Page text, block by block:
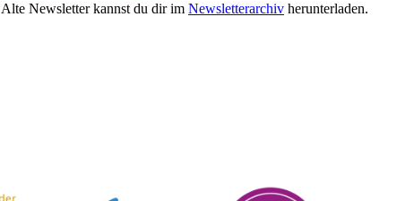
Alte Newsletter kannst du dir im Newsletterarchiv herunterladen.